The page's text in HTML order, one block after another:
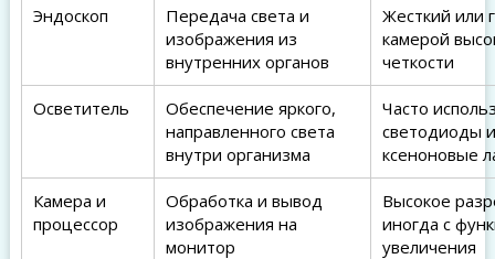
Эндоскоп
Передача света и
изображения из
внутренних органов
Жесткий или
камерой
четкости
Осветитель
Обеспечение яркого,
направленного света
внутри организма
Часто
светодиоды
ксеноновые
Камера и
процессор
Обработка и вывод
изображения на
монитор
Высокое
иногда с
увеличения